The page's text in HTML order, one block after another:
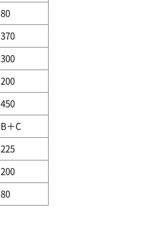
80
370
300
200
450
B＋C
225
200
80